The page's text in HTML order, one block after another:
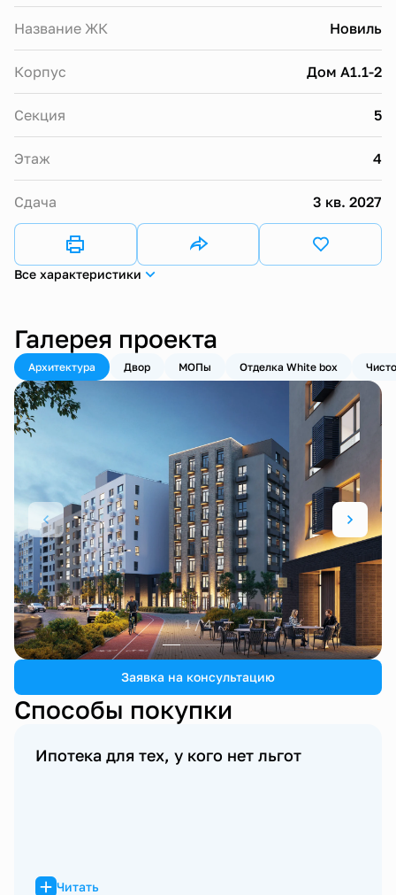
Название ЖК Новиль
Корпус Дом А1.1-2
Секция 5
Этаж 4
Сдача 3 кв. 2027
Все характеристики
Галерея проекта
Архитектура Двор МОПы Отделка White box
1 / 4
Заявка на консультацию
Способы покупки
Ипотека для тех, у кого нет льгот
Читать